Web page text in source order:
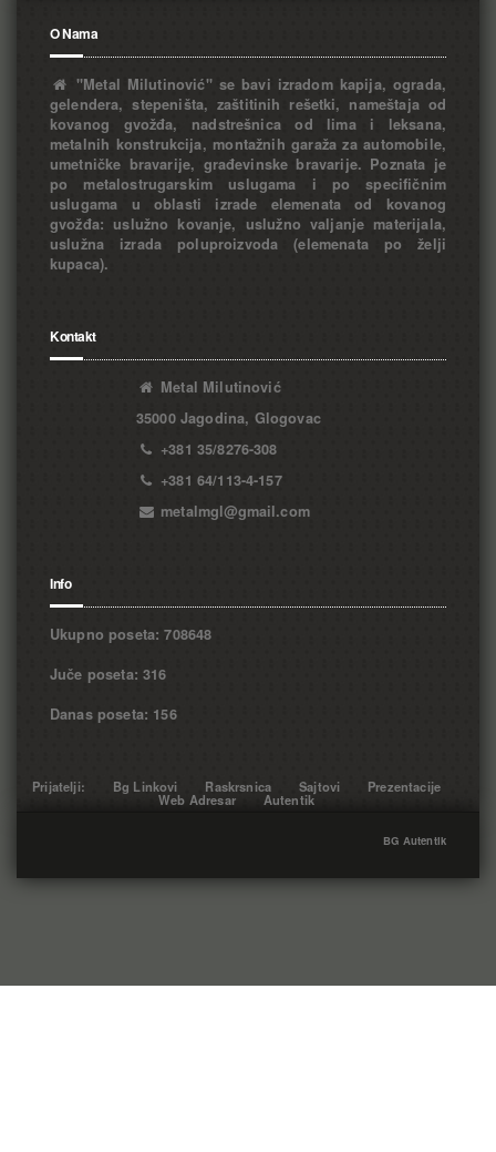
O Nama
"Metal Milutinović" se bavi izradom kapija, ograda,
gelendera, stepeništa, zaštitinih rešetki, nameštaja od
kovanog gvožđa, nadstrešnica od lima i leksana,
metalnih konstrukcija, montažnih garaža za automobile,
umetničke bravarije, građevinske bravarije. Poznata je
po metalostrugarskim uslugama i po specifičnim
uslugama u oblasti izrade elemenata od kovanog
gvožđa: uslužno kovanje, uslužno valjanje materijala,
uslužna izrada poluproizvoda (elemenata po želji
kupaca).
Kontakt
Metal Milutinović
35000 Jagodina, Glogovac
+381 35/8276-308
+381 64/113-4-157
metalmgl@gmail.com
Info
Ukupno poseta: 708648
Juče poseta: 316
Danas poseta: 156
Prijatelji: Bg Linkovi Raskrsnica Sajtovi Prezentacije
Web Adresar Autentik
BG Autentik